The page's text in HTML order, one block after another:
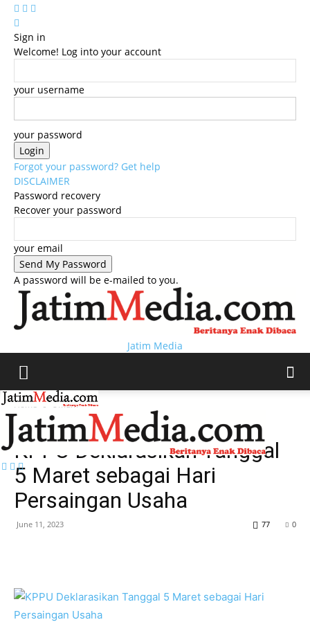
Sign in
Welcome! Log into your account
your username
your password
Forgot your password? Get help
DISCLAIMER
Password recovery
Recover your password
your email
A password will be e-mailed to you.
Jatim Media
Home Umum
Umum
KPPU Deklarasikan Tanggal
5 Maret sebagai Hari
Persaingan Usaha
June 11, 2023 0
77